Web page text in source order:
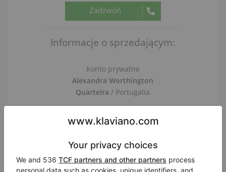
Informacje o sprzedającym:
Konto prywatne
Alexandra Worthington
Quarteira / Portugalia